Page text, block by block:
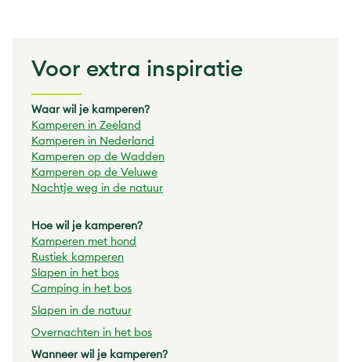
Voor extra inspiratie
Waar wil je kamperen?
Kamperen in Zeeland
Kamperen in Nederland
Kamperen op de Wadden
Kamperen op de Veluwe
Nachtje weg in de natuur
Hoe wil je kamperen?
Kamperen met hond
Rustiek kamperen
Slapen in het bos
Camping in het bos
Slapen in de natuur
Overnachten in het bos
Wanneer wil je kamperen?